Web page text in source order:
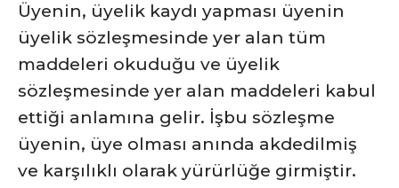
Üyenin, üyelik kaydı yapması üyenin
üyelik sözleşmesinde yer alan tüm
maddeleri okuduğu ve üyelik
sözleşmesinde yer alan maddeleri kabul
ettiği anlamına gelir. İşbu sözleşme
üyenin, üye olması anında akdedilmiş
ve karşılıklı olarak yürürlüğe girmiştir.